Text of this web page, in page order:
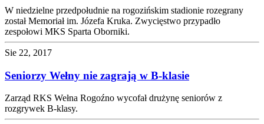
W niedzielne przedpołudnie na rogozińskim stadionie rozegrany
został Memoriał im. Józefa Kruka. Zwycięstwo przypadło
zespołowi MKS Sparta Oborniki.
Sie 22, 2017
Seniorzy Wełny nie zagrają w B-klasie
Zarząd RKS Wełna Rogoźno wycofał drużynę seniorów z
rozgrywek B-klasy.